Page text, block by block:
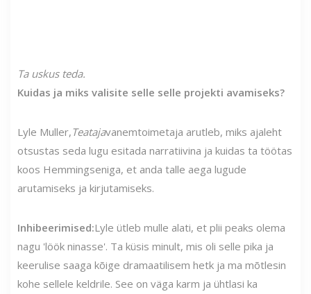
Ta uskus teda.
Kuidas ja miks valisite selle selle projekti avamiseks?
Lyle Muller,Teatajavanemtoimetaja arutleb, miks ajaleht
otsustas seda lugu esitada narratiivina ja kuidas ta töötas
koos Hemmingseniga, et anda talle aega lugude
arutamiseks ja kirjutamiseks.
Inhibeerimised:Lyle ütleb mulle alati, et plii peaks olema
nagu 'löök ninasse'. Ta küsis minult, mis oli selle pika ja
keerulise saaga kõige dramaatilisem hetk ja ma mõtlesin
kohe sellele keldrile. See on väga karm ja ühtlasi ka